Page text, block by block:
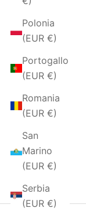
Polonia
(EUR €)
Portogallo
(EUR €)
Romania
(EUR €)
San
Marino
(EUR €)
Serbia
(EUR €)